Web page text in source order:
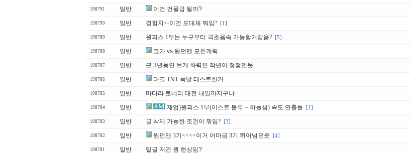
198791 일반 이건 건물급 될까?
198790 일반 경험치<-이건 도대체 뭐임? [1]
198789 일반 원피스 1부는 누구부터 극초음속 가능할거같음? [5]
198788 일반 코가 vs 원펀맨 모든캐릭
198787 일반 근 3년동안 브게 화력은 작년이 정점인듯
198786 일반 마크 TNT 폭발 테스트한거
198785 일반 마다라 토네리 대전 내일까지구나
198784 일반 재업)원피스 1부(이스트 블루 ~ 하늘섬) 속도 연출들 [1]
198783 일반 글 삭제 가능한 조건이 뭐임? [3]
198782 일반 원펀맨 3기<<<<이거 어마금 3기 뛰어넘은듯 [4]
198781 일반 밑글 저건 뭔 현상임?